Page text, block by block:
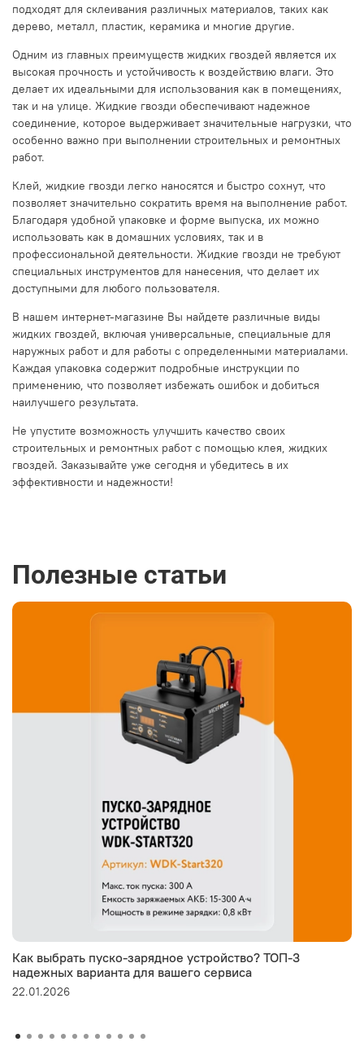
подходят для склеивания различных материалов, таких как
дерево, металл, пластик, керамика и многие другие.
Одним из главных преимуществ жидких гвоздей является их
высокая прочность и устойчивость к воздействию влаги. Это
делает их идеальными для использования как в помещениях,
так и на улице. Жидкие гвозди обеспечивают надежное
соединение, которое выдерживает значительные нагрузки, что
особенно важно при выполнении строительных и ремонтных
работ.
Клей, жидкие гвозди легко наносятся и быстро сохнут, что
позволяет значительно сократить время на выполнение работ.
Благодаря удобной упаковке и форме выпуска, их можно
использовать как в домашних условиях, так и в
профессиональной деятельности. Жидкие гвозди не требуют
специальных инструментов для нанесения, что делает их
доступными для любого пользователя.
В нашем интернет-магазине Вы найдете различные виды
жидких гвоздей, включая универсальные, специальные для
наружных работ и для работы с определенными материалами.
Каждая упаковка содержит подробные инструкции по
применению, что позволяет избежать ошибок и добиться
наилучшего результата.
Не упустите возможность улучшить качество своих
строительных и ремонтных работ с помощью клея, жидких
гвоздей. Заказывайте уже сегодня и убедитесь в их
эффективности и надежности!
Полезные статьи
Как выбрать пуско-зарядное устройство? ТОП-3
надежных варианта для вашего сервиса
22.01.2026